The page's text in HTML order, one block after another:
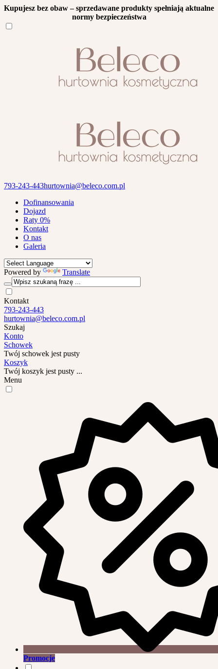
Kupujesz bez obaw – sprzedawane produkty spełniają aktualne
normy bezpieczeństwa
793-243-443hurtownia@beleco.com.pl
Dofinansowania
Dojazd
Raty 0%
Kontakt
O nas
Galeria
Powered by Translate
Kontakt
793-243-443
hurtownia@beleco.com.pl
Szukaj
Konto
Schowek
Twój schowek jest pusty
Koszyk
Twój koszyk jest pusty ...
Menu
Promocje